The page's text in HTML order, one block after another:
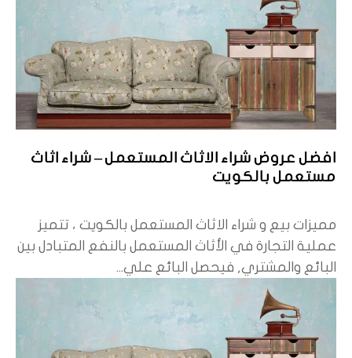
افضل عروض شراء الاثاث المستعمل – شراء اثاث
مستعمل بالكويت
مميزات بيع و شراء الاثاث المستعمل بالكويت ، تتميز
عملية التجارة في الأثاث المستعمل بالنفع المتبادل بين
البائع والمشتري, فيحصل البائع علي...